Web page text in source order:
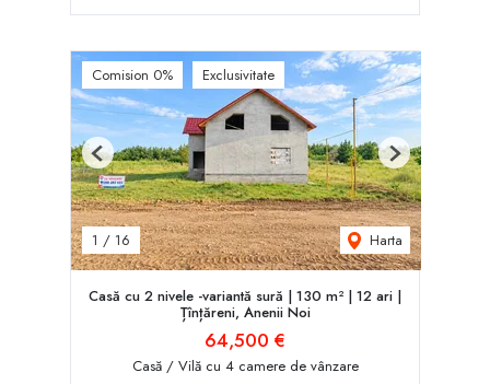
Comision 0% Exclusivitate
1 / 16 Harta
Previous Next
Casă cu 2 nivele -variantă sură | 130 m² | 12 ari |
Țînțăreni, Anenii Noi
64,500 €
Casă / Vilă cu 4 camere de vânzare